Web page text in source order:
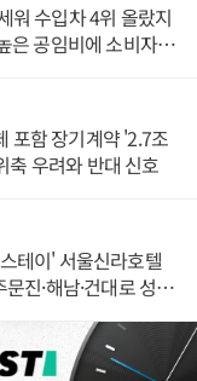
워 수입차 4위 올랐지
은 공임비에 소비자
포함 장기계약 '2.7조
축 우려와 반대 신호
테이' 서울신라호텔
진·해남·건대로 성